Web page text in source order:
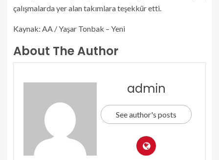
çalışmalarda yer alan takımlara teşekkür etti.
Kaynak: AA / Yaşar Tonbak – Yeni
About The Author
admin
See author's posts